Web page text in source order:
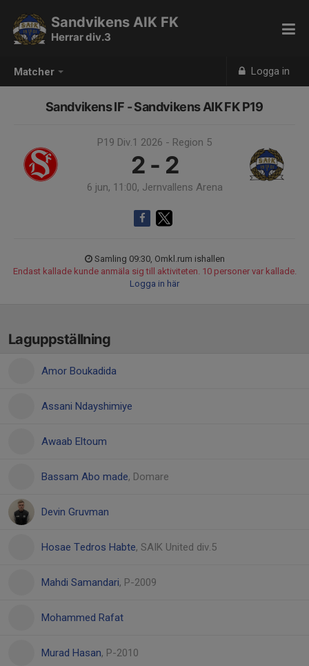
Matcher Logga in
Sandvikens AIK FK
Herrar div.3
Sandvikens IF - Sandvikens AIK FK P19
P19 Div.1 2026 - Region 5
2 - 2
6 jun, 11:00, Jernvallens Arena
Samling 09:30, Omkl.rum ishallen
Endast kallade kunde anmäla sig till aktiviteten. 10 personer var kallade.
Logga in här
Laguppställning
Amor Boukadida
Assani Ndayshimiye
Awaab Eltoum
Bassam Abo made, Domare
Devin Gruvman
Hosae Tedros Habte, SAIK United div.5
Mahdi Samandari, P-2009
Mohammed Rafat
Murad Hasan, P-2010